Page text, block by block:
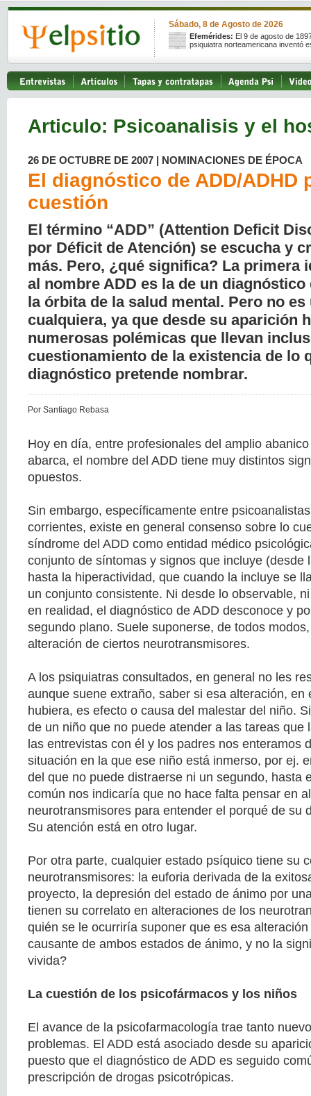
Sábado, 8 de Agosto de 2026
Efemérides: El 9 de agosto de
psiquiatra norteamericana inventó
Articulo: Psicoanalisis y el
26 DE OCTUBRE DE 2007 | NOMINACIONES DE ÉPOCA
El diagnóstico de ADD/ADHD
cuestión
El término “ADD” (Attention Deficit
por Déficit de Atención) se escucha y
más. Pero, ¿qué significa? La primera
al nombre ADD es la de un diagnóstico
la órbita de la salud mental. Pero no
cualquiera, ya que desde su aparición
numerosas polémicas que llevan
cuestionamiento de la existencia de lo
diagnóstico pretende nombrar.
Por Santiago Rebasa
Hoy en día, entre profesionales del amplio
abarca, el nombre del ADD tiene muy distintos
opuestos.
Sin embargo, específicamente entre
corrientes, existe en general consenso sobre lo
síndrome del ADD como entidad médico
conjunto de síntomas y signos que incluye (desde
hasta la hiperactividad, que cuando la incluye se
un conjunto consistente. Ni desde lo observable,
en realidad, el diagnóstico de ADD desconoce y
segundo plano. Suele suponerse, de todos
alteración de ciertos neurotransmisores.
A los psiquiatras consultados, en general no les
aunque suene extraño, saber si esa alteración, en
hubiera, es efecto o causa del malestar del niño.
de un niño que no puede atender a las tareas que
las entrevistas con él y los padres nos enteramos
situación en la que ese niño está inmerso, por ej.
del que no puede distraerse ni un segundo, hasta
común nos indicaría que no hace falta pensar en
neurotransmisores para entender el porqué de su
Su atención está en otro lugar.
Por otra parte, cualquier estado psíquico tiene su
neurotransmisores: la euforia derivada de la
proyecto, la depresión del estado de ánimo por
tienen su correlato en alteraciones de los
quién se le ocurriría suponer que es esa
causante de ambos estados de ánimo, y no la
vivida?
La cuestión de los psicofármacos y los niños
El avance de la psicofarmacología trae tanto
problemas. El ADD está asociado desde su
puesto que el diagnóstico de ADD es seguido
prescripción de drogas psicotrópicas.